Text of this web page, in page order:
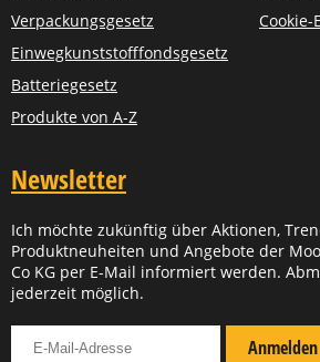
Verpackungsgesetz
Einwegkunststofffondsgesetz
Batteriegesetz
Produkte von A-Z
Newsletter
Ich möchte zukünftig über Aktionen,
Produktneuheiten und Angebote der
Co KG per E-Mail informiert werden.
jederzeit möglich.
Anmelden